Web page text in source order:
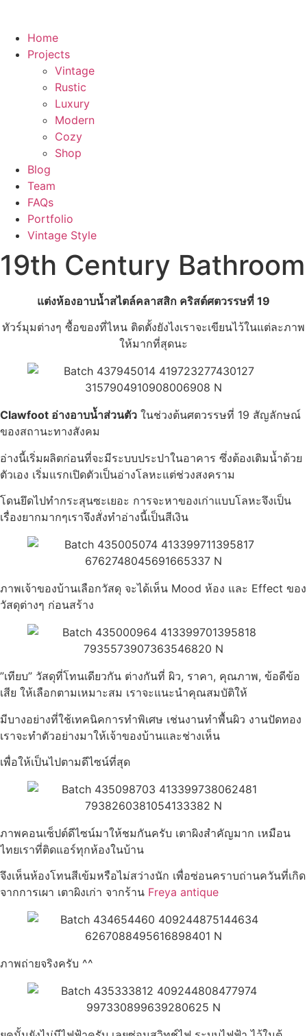
Home
Projects
Vintage
Rustic
Luxury
Modern
Cozy
Shop
Blog
Team
FAQs
Portfolio
Vintage Style
19th Century Bathroom
แต่งห้องอาบน้ำสไตล์คลาสสิก คริสต์ศตวรรษที่ 19
ทัวร์มุมต่างๆ ซื้อของที่ไหน ติดตั้งยังไงเราจะเขียนไว้ในแต่ละภาพ
ให้มากที่สุดนะ
Clawfoot อ่างอาบน้ำส่วนตัว ในช่วงต้นศตวรรษที่ 19 สัญลักษณ์
ของสถานะทางสังคม
อ่างนี้เริ่มผลิตก่อนที่จะมีระบบประปาในอาคาร ซึ่งต้องเติมน้ำด้วย
ตัวเอง เริ่มแรกเปิดตัวเป็นอ่างโลหะแต่ช่วงสงคราม
โดนยึดไปทำกระสุนซะเยอะ การจะหาของเก่าแบบโลหะจึงเป็น
เรื่องยากมากๆเราจึงสั่งทำอ่างนี้เป็นสีเงิน
ภาพเจ้าของบ้านเลือกวัสดุ จะได้เห็น Mood ห้อง และ Effect ของ
วัสดุต่างๆ ก่อนสร้าง
”เทียบ” วัสดุที่โทนเดียวกัน ต่างกันที่ ผิว, ราคา, คุณภาพ, ข้อดีข้อ
เสีย ให้เลือกตามเหมาะสม เราจะแนะนำคุณสมบัติให้
มีบางอย่างที่ใช้เทคนิคการทำพิเศษ เช่นงานทำพื้นผิว งานปัดทอง
เราจะทำตัวอย่างมาให้เจ้าของบ้านและช่างเห็น
เพื่อให้เป็นไปตามดีไซน์ที่สุด
ภาพคอนเซ็ปต์ดีไซน์มาให้ชมกันครับ เตาผิงสำคัญมาก เหมือน
ไทยเราที่ติดแอร์ทุกห้องในบ้าน
จึงเห็นห้องโทนสีเข้มหรือไม่สว่างนัก เพื่อซ่อนคราบถ่านควันที่เกิด
จากการเผา เตาผิงเก่า จากร้าน Freya antique
ภาพถ่ายจริงครับ ^^